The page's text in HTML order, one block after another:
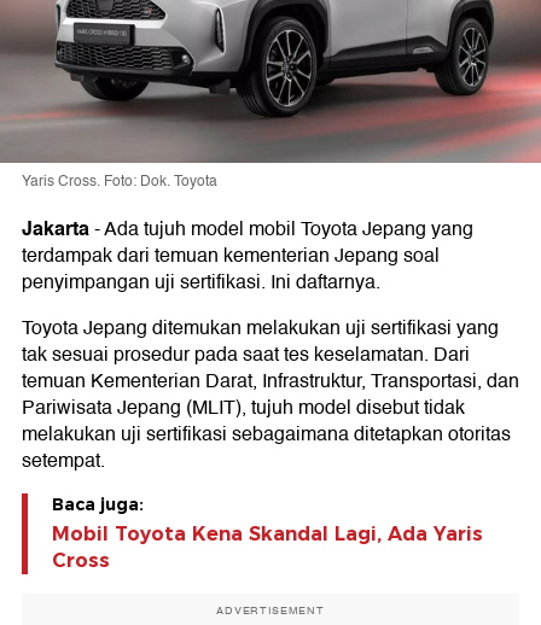
Yaris Cross. Foto: Dok. Toyota
Jakarta-Ada tujuh model mobil Toyota Jepang yang
terdampak dari temuan kementerian Jepang soal
penyimpangan uji sertifikasi. Ini daftarnya.
Toyota Jepang ditemukan melakukan uji sertifikasi yang
tak sesuai prosedur pada saat tes keselamatan. Dari
temuan Kementerian Darat, Infrastruktur, Transportasi, dan
Pariwisata Jepang (MLIT), tujuh model disebut tidak
melakukan uji sertifikasi sebagaimana ditetapkan otoritas
setempat.
Baca juga:
Mobil Toyota Kena Skandal Lagi, Ada Yaris
Cross
ADVERTISEMENT